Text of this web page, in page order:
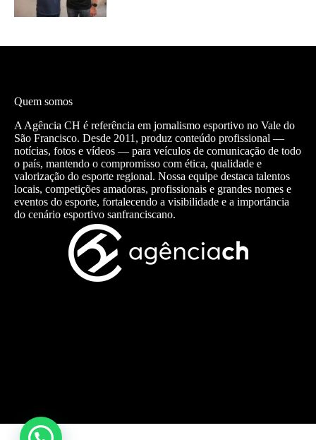
Quem somos
A Agência CH é referência em jornalismo esportivo no Vale do
São Francisco. Desde 2011, produz conteúdo profissional —
notícias, fotos e vídeos — para veículos de comunicação de todo
o país, mantendo o compromisso com ética, qualidade e
valorização do esporte regional. Nossa equipe destaca talentos
locais, competições amadoras, profissionais e grandes nomes e
eventos do esporte, fortalecendo a visibilidade e a importância
do cenário esportivo sanfranciscano.